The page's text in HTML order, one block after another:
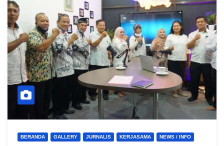
BERANDA GALLERY JURNALIS KERJASAMA NEWS / INFO